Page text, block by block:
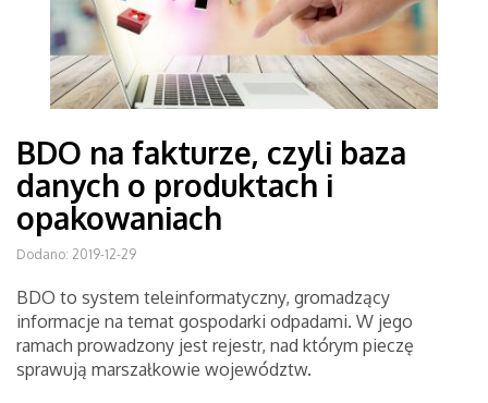
BDO na fakturze, czyli baza
danych o produktach i
opakowaniach
Dodano: 2019-12-29
BDO to system teleinformatyczny, gromadzący
informacje na temat gospodarki odpadami. W jego
ramach prowadzony jest rejestr, nad którym pieczę
sprawują marszałkowie województw.